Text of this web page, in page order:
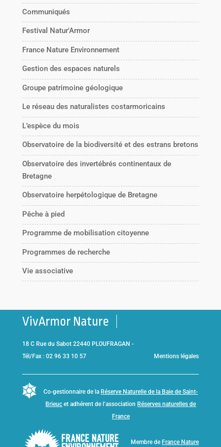
Communiqués
Festival Natur'Armor
France Nature Environnement
Gestion des espaces naturels
Groupe patrimoine géologique
Le réseau des naturalistes costarmoricains
L’espèce du mois
Observatoire de la biodiversité et des estrans bretons
Observatoire des invertébrés continentaux de
Bretagne
Observatoire herpétologique de Bretagne
Pêche à pied
Programme de mobilisation citoyenne
Programmes de recherche
Vie associative
VivArmor Nature
18 C Rue du Sabot 22440 PLOUFRAGAN -
Tél/Fax : 02 96 33 10 57
Mentions légales
Co-gestionnaire de la Réserve Naturelle de la Baie de Saint-
Brieuc et adhérent de l’association Réserves naturelles de
France
Membre de France Nature